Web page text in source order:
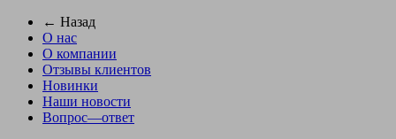
← Назад
О нас
О компании
Отзывы клиентов
Новинки
Наши новости
Вопрос—ответ